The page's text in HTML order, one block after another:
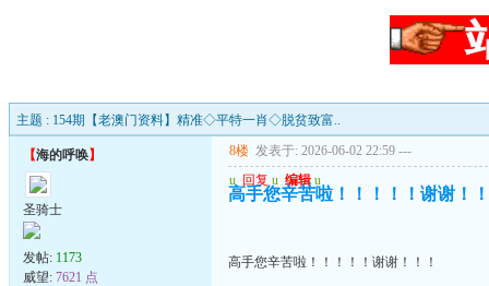
主题 : 154期【老澳门资料】精准◇平特一肖◇脱贫致富..
【海的呼唤】
圣骑士
发帖: 1173
威望: 7621 点
8楼 发表于: 2026-06-02 22:59 ---
u 回复 u 编辑 u
高手您辛苦啦！！！！！谢谢！
高手您辛苦啦！！！！！谢谢！！！